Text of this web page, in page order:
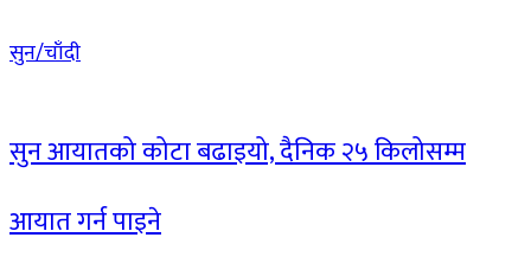
सुन/चाँदी
सुन आयातको कोटा बढाइयो, दैनिक २५ किलोसम्म
आयात गर्न पाइने